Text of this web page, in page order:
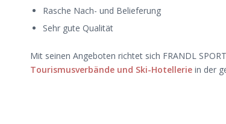
Rasche Nach- und Belieferung
Sehr gute Qualität
Mit seinen Angeboten richtet sich FRANDL
Tourismusverbände und Ski-Hotellerie in der